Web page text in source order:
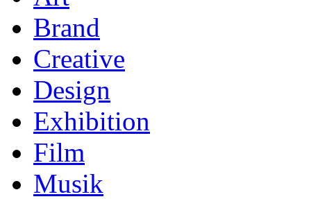
Brand
Creative
Design
Exhibition
Film
Musik